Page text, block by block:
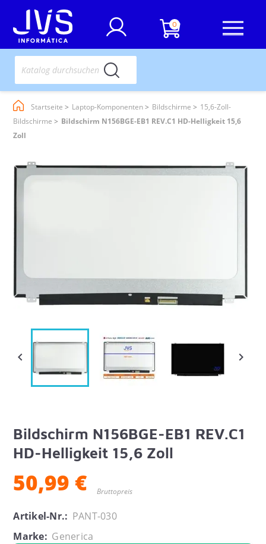
0
Startseite Laptop-Komponenten Bildschirme
15,6-Zoll-
Bildschirme
Bildschirm N156BGE-EB1 REV.C1 HD-Helligkeit 15,6
Zoll
 
Bildschirm N156BGE-EB1 REV.C1
HD-Helligkeit 15,6 Zoll
50,99 € Bruttopreis
Artikel-Nr.: PANT-030
Marke: Generica